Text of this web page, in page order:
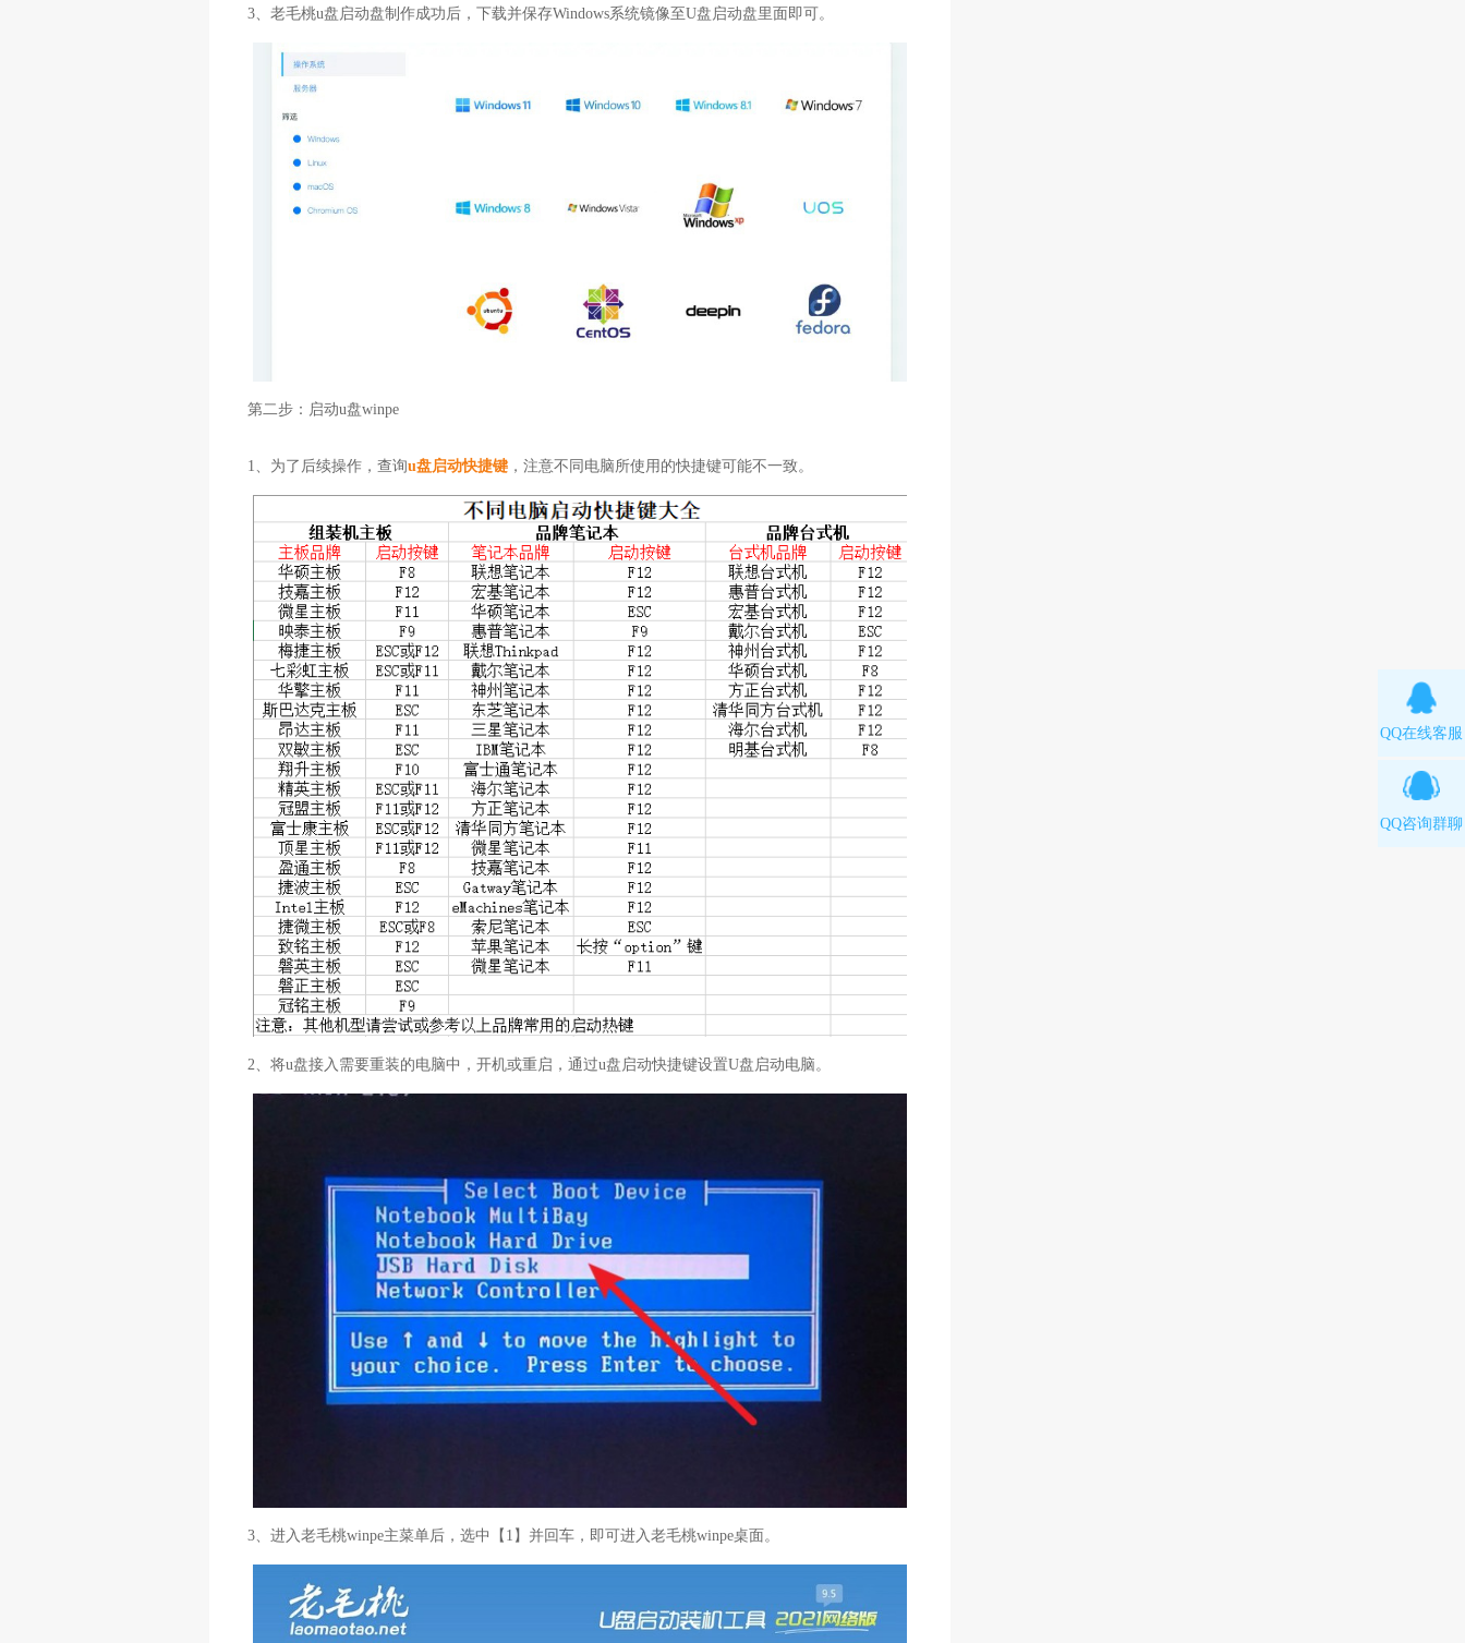
3、老毛桃u盘启动盘制作成功后，下载并保存Windows系统镜像至U盘启动盘里面即可。
第二步：启动u盘winpe
1、为了后续操作，查询u盘启动快捷键 ，注意不同电脑所使用的快捷键可能不一致。
2、将u盘接入需要重装的电脑中，开机或重启，通过u盘启动快捷键设置U盘启动电脑。
3、进入老毛桃winpe主菜单后，选中【1】并回车，即可进入老毛桃winpe桌面。
QQ在线客服
QQ咨询群聊